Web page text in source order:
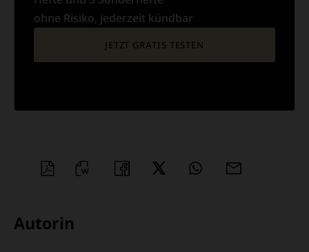
ohne Risiko, jederzeit kündbar
JETZT GRATIS TESTEN
ÜBERSCHRIFT
Autorin